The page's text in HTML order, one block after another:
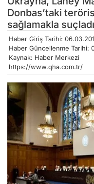
Donbas’taki
sağlamakla
Haber Giriş Tarihi:
Haber Güncellenme Tarihi:
Kaynak: Haber Merkezi
https://www.qha.com.tr/